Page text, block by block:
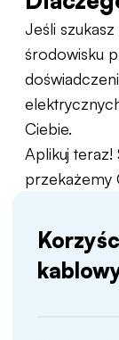
Jeśli
środowisku
Ciebie.
Aplikuj teraz!
przekażemy